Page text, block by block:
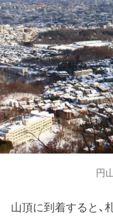
円
山頂に到着すると、